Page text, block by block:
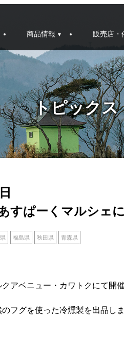
商品情報 販売店・
トピックス
すぱーくマルシェ
福島県 秋田県 青森県
アベニュー・カワトクにて開催
フグを使った冷燻製を出品し